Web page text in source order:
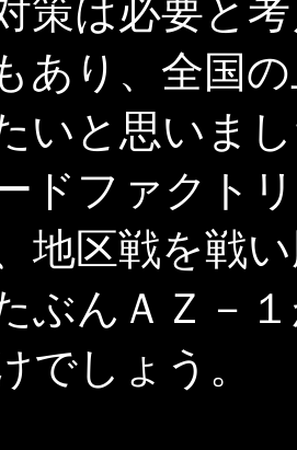
策は必要と
あり、全国
いと思いま
ドファクト
地区戦を戦
ぶんＡＺ－
でしょう。